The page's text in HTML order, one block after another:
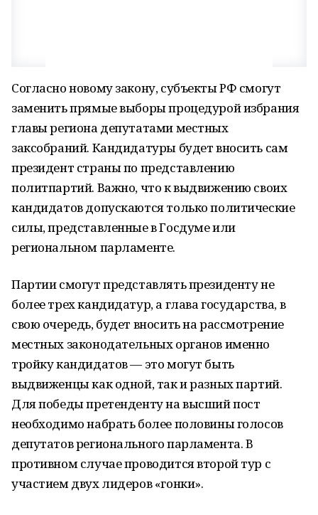
Согласно новому закону, субъекты РФ смогут
заменить прямые выборы процедурой избрания
главы региона депутатами местных
заксобраний. Кандидатуры будет вносить сам
президент страны по представлению
политпартий. Важно, что к выдвижению своих
кандидатов допускаются только политические
силы, представленные в Госдуме или
региональном парламенте.
Партии смогут представлять президенту не
более трех кандидатур, а глава государства, в
свою очередь, будет вносить на рассмотрение
местных законодательных органов именно
тройку кандидатов — это могут быть
выдвиженцы как одной, так и разных партий.
Для победы претенденту на высший пост
необходимо набрать более половины голосов
депутатов регионального парламента. В
противном случае проводится второй тур с
участием двух лидеров «гонки».